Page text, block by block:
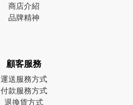
商店介紹
品牌精神
顧客服務
運送服務方式
付款服務方式
退換貨方式